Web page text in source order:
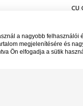
CU
a nagyobb felhasználói
megjelenítésére és
Ön elfogadja a sütik